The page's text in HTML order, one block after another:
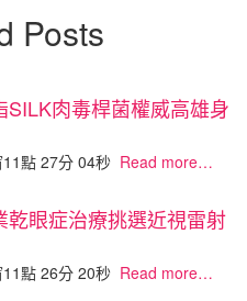
Posts
肉毒桿菌權威高雄身
點 27分 04秒 Read more…
眼症治療挑選近視雷射
點 26分 20秒 Read more…